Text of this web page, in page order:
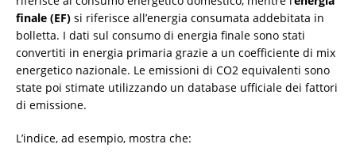
finale (EF) si riferisce all’energia consumata addebitata in
bolletta. I dati sul consumo di energia finale sono stati
convertiti in energia primaria grazie a un coefficiente di mix
energetico nazionale. Le emissioni di CO2 equivalenti sono
state poi stimate utilizzando un database ufficiale dei fattori
di emissione.
L’indice, ad esempio, mostra che: